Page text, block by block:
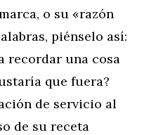
o su «razón
piénselo así:
recordar una cosa
que fuera?
de servicio al
de su receta